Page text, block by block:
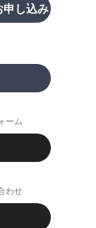
申し込み
ーム
わせ